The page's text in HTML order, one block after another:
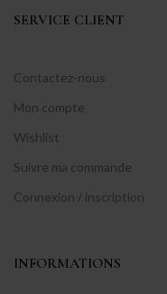
SERVICE CLIENT
Contactez-nous
Mon compte
Wishlist
Suivre ma commande
Connexion / inscription
INFORMATIONS